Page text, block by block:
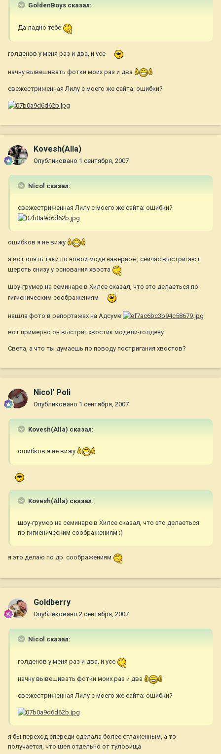
GoldenBoys сказал:
Да ладно тебе
голденов у меня раз и два, и усе
начну вывешивать фотки моих раз и два
свежестриженная Лилу с моего же сайта: ошибки?
Kovesh(Alla)
Опубликовано 1 сентября, 2007
Nicol сказал:
свежестриженная Лилу с моего же сайта: ошибки?
ошибков я не вижу
а вот опять таки по новой моде наверное , сейчас выстригают
шерсть снизу у основания хвоста
шоу-грумер на семинаре в Хилсе сказал, что это делаеться по
гигиеническим соображениям
нашла фото в репортажах на Адсуме
вот примерно он выстриг хвостик модели-голдену
Света, а что ты думаешь по поводу постригания хвостов?
Nicol' Poli
Опубликовано 1 сентября, 2007
Kovesh(Alla) сказал:
ошибков я не вижу
Kovesh(Alla) сказал:
шоу-грумер на семинаре в Хилсе сказал, что это делаеться
по гигиеническим соображениям :)
я это делаю по др. соображениям
Goldberry
Опубликовано 2 сентября, 2007
Nicol сказал:
голденов у меня раз и два, и усе
начну вывешивать фотки моих раз и два
свежестриженная Лилу с моего же сайта: ошибки?
я бы переход спереди сделала более сглаженным, а то
получается, что шея отдельно от туловища